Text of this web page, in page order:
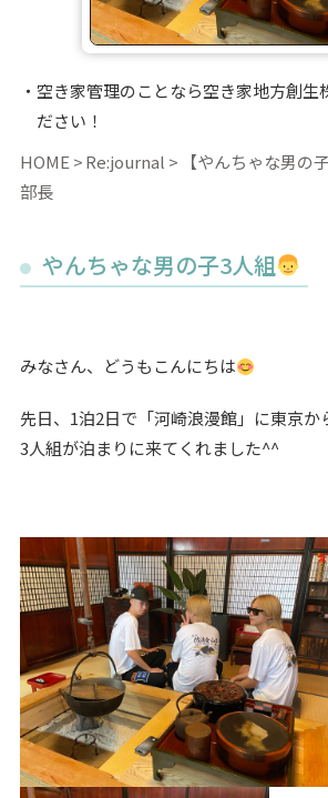
空き家管理のことなら空き家地方創生
ださい！
HOME
Re:journal 【やんちゃな男の
部長
やんちゃな男の子3人組
みなさん、どうもこんにちは
先日、1泊2日で「河崎浪漫館」に東京
3人組が泊まりに来てくれました^^